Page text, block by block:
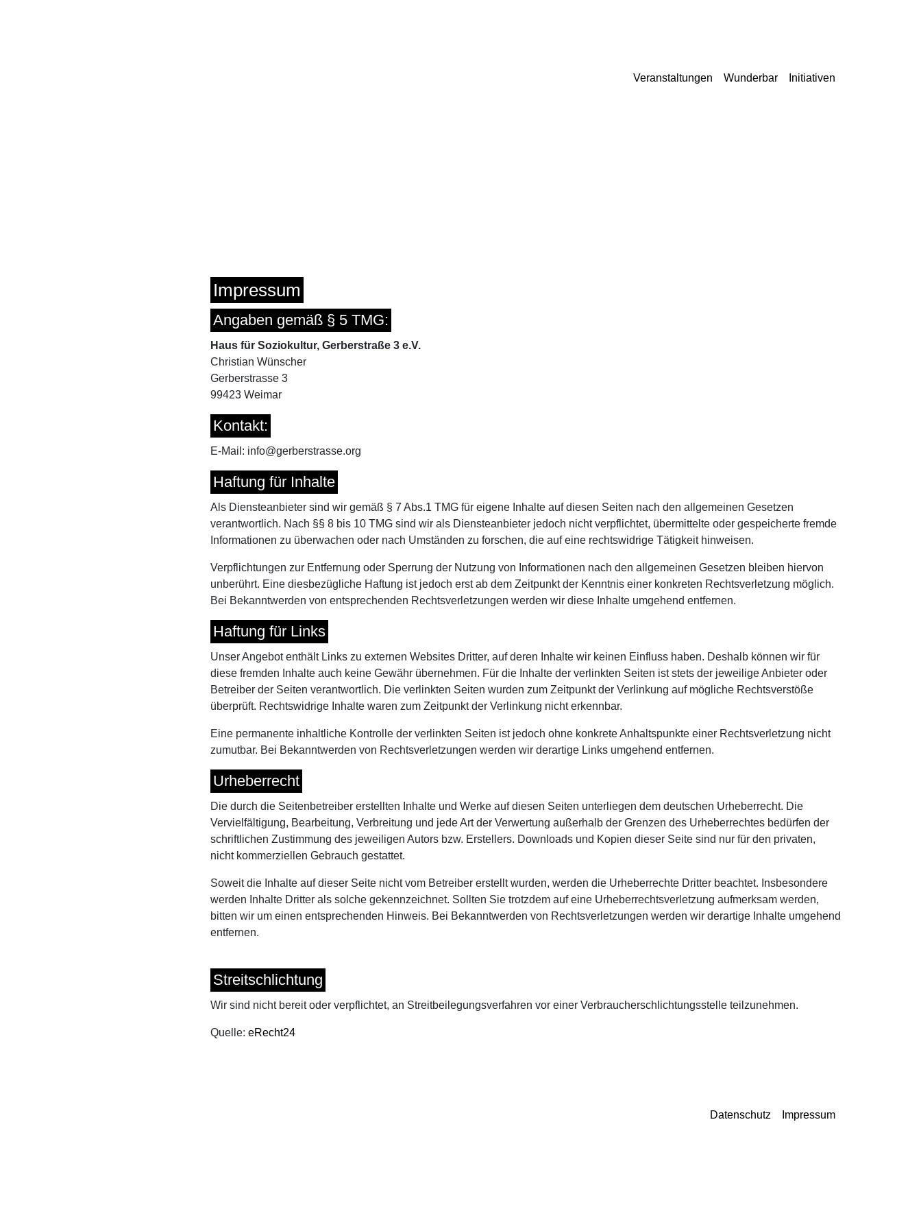
Veranstaltungen Wunderbar Initiativen
Impressum
Angaben gemäß § 5 TMG:
Haus für Soziokultur, Gerberstraße 3 e.V.
Christian Wünscher
Gerberstrasse 3
99423 Weimar
Kontakt:
E-Mail: info@gerberstrasse.org
Haftung für Inhalte
Als Diensteanbieter sind wir gemäß § 7 Abs.1 TMG für eigene Inhalte auf diesen Seiten nach den allgemeinen Gesetzen
verantwortlich. Nach §§ 8 bis 10 TMG sind wir als Diensteanbieter jedoch nicht verpflichtet, übermittelte oder gespeicherte fremde
Informationen zu überwachen oder nach Umständen zu forschen, die auf eine rechtswidrige Tätigkeit hinweisen.
Verpflichtungen zur Entfernung oder Sperrung der Nutzung von Informationen nach den allgemeinen Gesetzen bleiben hiervon
unberührt. Eine diesbezügliche Haftung ist jedoch erst ab dem Zeitpunkt der Kenntnis einer konkreten Rechtsverletzung möglich.
Bei Bekanntwerden von entsprechenden Rechtsverletzungen werden wir diese Inhalte umgehend entfernen.
Haftung für Links
Unser Angebot enthält Links zu externen Websites Dritter, auf deren Inhalte wir keinen Einfluss haben. Deshalb können wir für
diese fremden Inhalte auch keine Gewähr übernehmen. Für die Inhalte der verlinkten Seiten ist stets der jeweilige Anbieter oder
Betreiber der Seiten verantwortlich. Die verlinkten Seiten wurden zum Zeitpunkt der Verlinkung auf mögliche Rechtsverstöße
überprüft. Rechtswidrige Inhalte waren zum Zeitpunkt der Verlinkung nicht erkennbar.
Eine permanente inhaltliche Kontrolle der verlinkten Seiten ist jedoch ohne konkrete Anhaltspunkte einer Rechtsverletzung nicht
zumutbar. Bei Bekanntwerden von Rechtsverletzungen werden wir derartige Links umgehend entfernen.
Urheberrecht
Die durch die Seitenbetreiber erstellten Inhalte und Werke auf diesen Seiten unterliegen dem deutschen Urheberrecht. Die
Vervielfältigung, Bearbeitung, Verbreitung und jede Art der Verwertung außerhalb der Grenzen des Urheberrechtes bedürfen der
schriftlichen Zustimmung des jeweiligen Autors bzw. Erstellers. Downloads und Kopien dieser Seite sind nur für den privaten,
nicht kommerziellen Gebrauch gestattet.
Soweit die Inhalte auf dieser Seite nicht vom Betreiber erstellt wurden, werden die Urheberrechte Dritter beachtet. Insbesondere
werden Inhalte Dritter als solche gekennzeichnet. Sollten Sie trotzdem auf eine Urheberrechtsverletzung aufmerksam werden,
bitten wir um einen entsprechenden Hinweis. Bei Bekanntwerden von Rechtsverletzungen werden wir derartige Inhalte umgehend
entfernen.
Streitschlichtung
Wir sind nicht bereit oder verpflichtet, an Streitbeilegungsverfahren vor einer Verbraucherschlichtungsstelle teilzunehmen.
Quelle: eRecht24
Datenschutz Impressum